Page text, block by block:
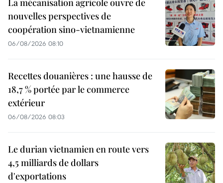
La mécanisation agricole ouvre de
nouvelles perspectives de
coopération sino-vietnamienne
06/08/2026 08:10
Recettes douanières : une hausse de
18,7 % portée par le commerce
extérieur
06/08/2026 08:03
Le durian vietnamien en route vers
4,5 milliards de dollars
d'exportations